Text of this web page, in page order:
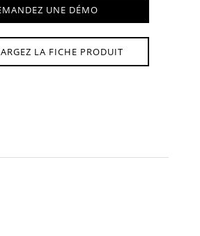
UNE DÉMO
LA FICHE PRODUIT